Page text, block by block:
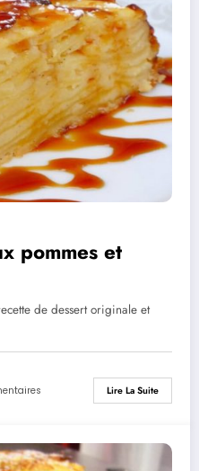
pommes et
de dessert originale et
Lire La Suite